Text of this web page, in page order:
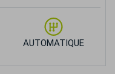
AUTOMATIQUE